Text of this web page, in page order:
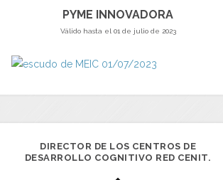
PYME INNOVADORA
Válido hasta el 01 de julio de 2023
DIRECTOR DE LOS CENTROS DE
DESARROLLO COGNITIVO RED CENIT.